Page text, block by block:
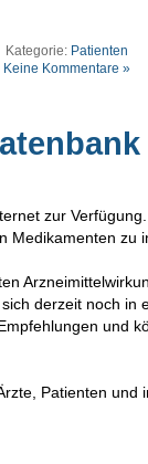
Kategorie: Patienten
Keine Kommentare »
zur
Medikamenten zu
derzeit noch in
und
Patienten und